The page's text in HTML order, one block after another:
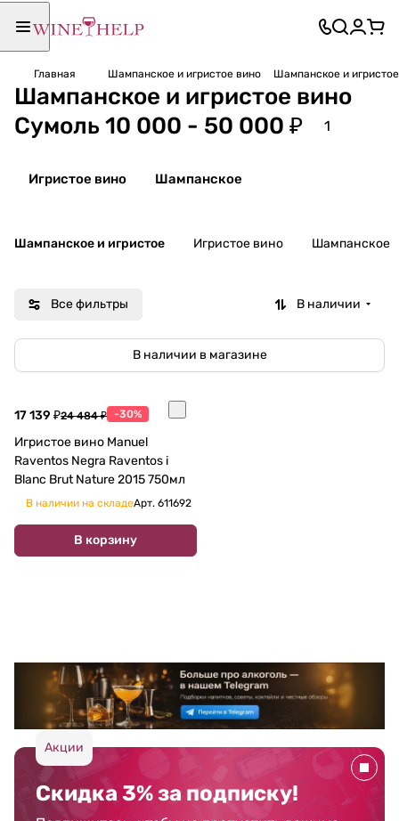
Главная Шампанское и игристое вино Шампанское и
Шампанское и игристое вино
Сумоль 10 000 - 50 000 ₽
1
Игристое вино Шампанское
Шампанское и игристое Игристое вино Шампанское
Все фильтры В наличии
В наличии в магазине
17 139 ₽24 484 ₽ -30%
Игристое вино Manuel
Raventos Negra Raventos i
Blanc Brut Nature 2015 750мл
В наличии на складеАрт. 611692
В корзину
Акции
Скидка 3% за подписку!